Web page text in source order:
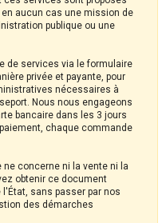
aucun cas une mission de
publique ou une
de services via le formulaire
privée et payante, pour
nécessaires à
Nous nous engageons
bancaire dans les 3 jours
chaque commande
ne concerne ni la vente ni la
obtenir ce document
sans passer par nos
des démarches